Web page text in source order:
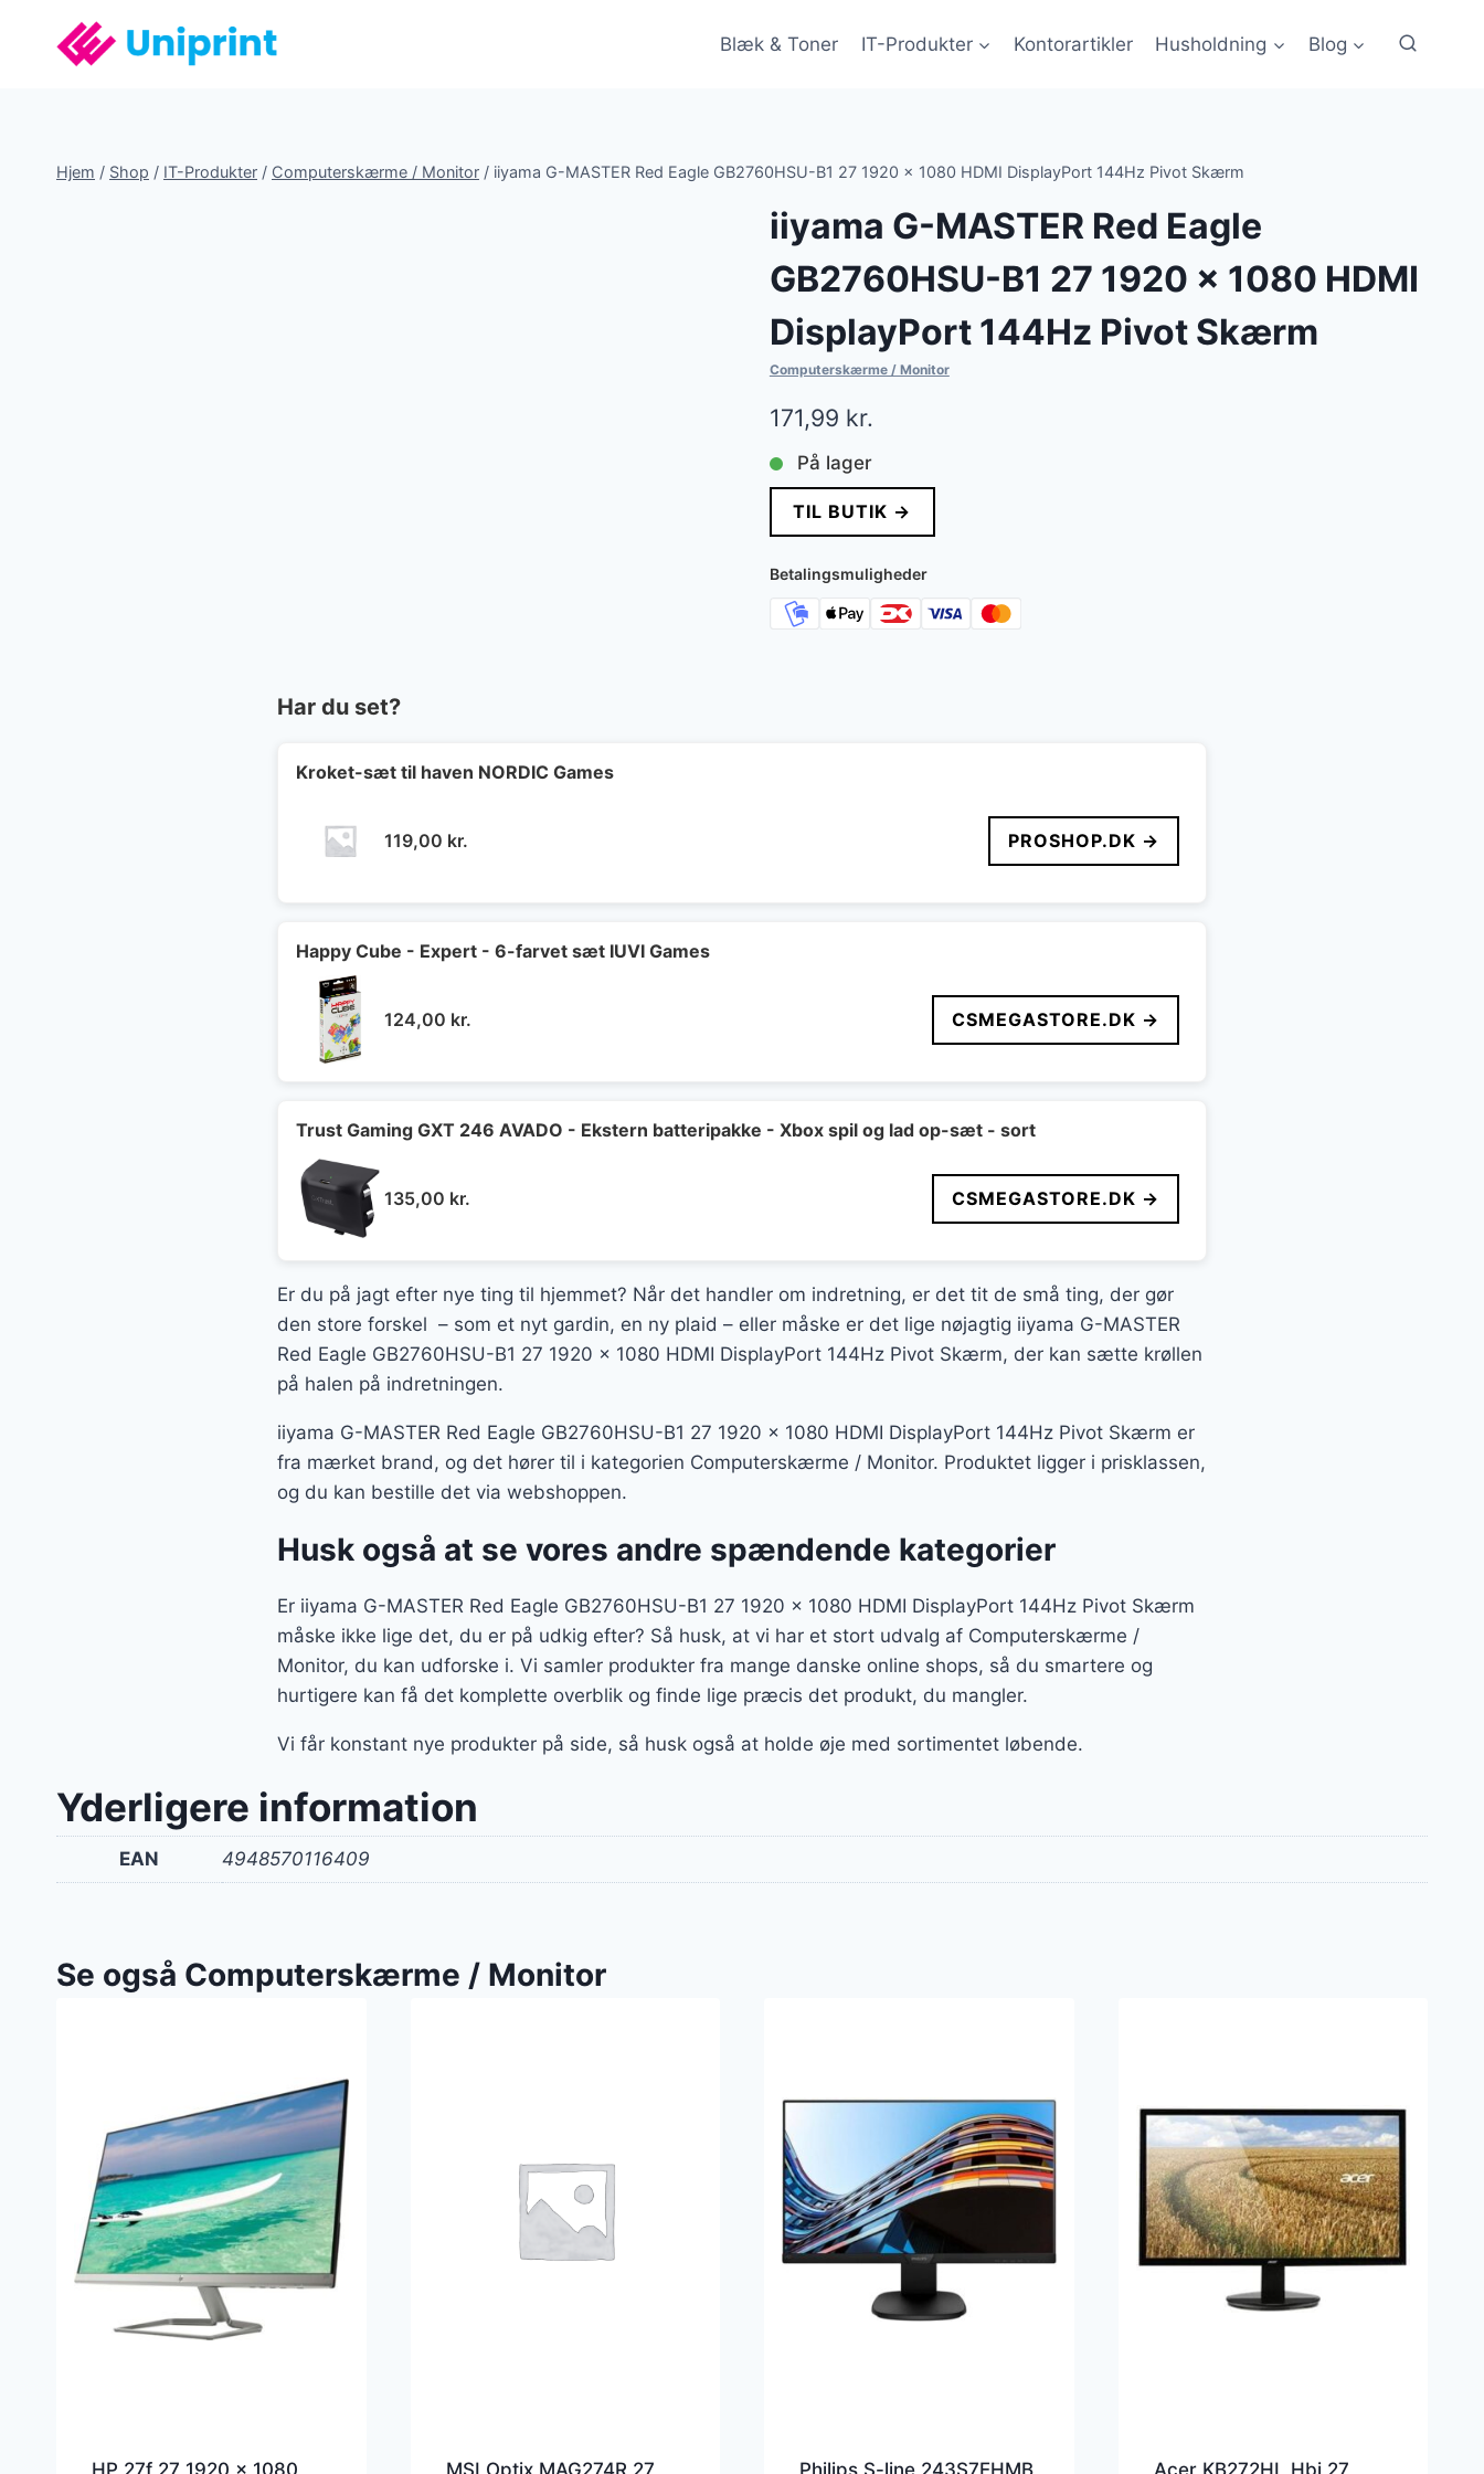
Blæk & Toner IT-Produkter Kontorartikler Husholdning Blog
Hjem / Shop / IT-Produkter / Computerskærme / Monitor / iiyama G-MASTER Red Eagle GB2760HSU-B1 27 1920 x 1080 HDMI DisplayPort 144Hz Pivot Skærm
iiyama G-MASTER Red Eagle
GB2760HSU-B1 27 1920 x 1080 HDMI
DisplayPort 144Hz Pivot Skærm
Computerskærme / Monitor
171,99 kr.
På lager
TIL BUTIK →
Betalingsmuligheder
Har du set?
Kroket-sæt til haven NORDIC Games
119,00 kr. PROSHOP.DK →
Happy Cube - Expert - 6-farvet sæt IUVI Games
124,00 kr. CSMEGASTORE.DK →
Trust Gaming GXT 246 AVADO - Ekstern batteripakke - Xbox spil og lad op-sæt - sort
135,00 kr. CSMEGASTORE.DK →
Er du på jagt efter nye ting til hjemmet? Når det handler om indretning, er det tit de små ting, der gør
den store forskel – som et nyt gardin, en ny plaid – eller måske er det lige nøjagtig iiyama G-MASTER
Red Eagle GB2760HSU-B1 27 1920 x 1080 HDMI DisplayPort 144Hz Pivot Skærm, der kan sætte krøllen
på halen på indretningen.
iiyama G-MASTER Red Eagle GB2760HSU-B1 27 1920 x 1080 HDMI DisplayPort 144Hz Pivot Skærm er
fra mærket brand, og det hører til i kategorien Computerskærme / Monitor. Produktet ligger i prisklassen,
og du kan bestille det via webshoppen.
Husk også at se vores andre spændende kategorier
Er iiyama G-MASTER Red Eagle GB2760HSU-B1 27 1920 x 1080 HDMI DisplayPort 144Hz Pivot Skærm
måske ikke lige det, du er på udkig efter? Så husk, at vi har et stort udvalg af Computerskærme /
Monitor, du kan udforske i. Vi samler produkter fra mange danske online shops, så du smartere og
hurtigere kan få det komplette overblik og finde lige præcis det produkt, du mangler.
Vi får konstant nye produkter på side, så husk også at holde øje med sortimentet løbende.
Yderligere information
EAN 4948570116409
Se også Computerskærme / Monitor
HP 27f 27 1920 x 1080 MSI Optix MAG274R 27 Philips S-line 243S7EHMB Acer KB272HL Hbi 27